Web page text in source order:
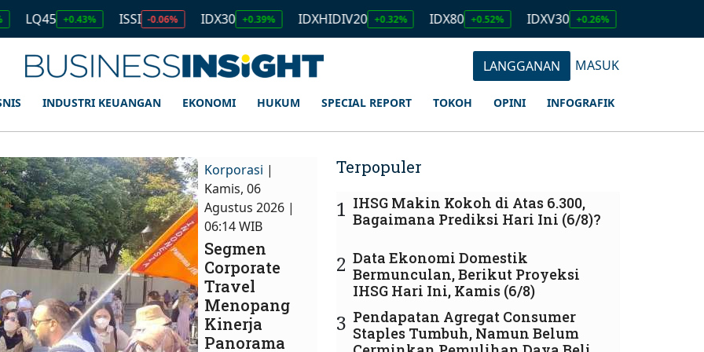
+0.43% ISSI -0.06% IDX30 +0.39% IDXHIDIV20 +0.32% IDX80 +0.52% IDXV30 +0.26% IDXQ30
LANGGANAN MASUK
INDUSTRI KEUANGAN EKONOMI HUKUM SPECIAL REPORT TOKOH OPINI INFOGRAFIK
Korporasi |
Kamis, 06
Agustus 2026 |
06:14 WIB
Segmen
Corporate
Travel
Menopang
Kinerja
Panorama
Terpopuler
1 IHSG Makin Kokoh di Atas 6.300,
Bagaimana Prediksi Hari Ini (6/8)?
2 Data Ekonomi Domestik
Bermunculan, Berikut Proyeksi
IHSG Hari Ini, Kamis (6/8)
3 Pendapatan Agregat Consumer
Staples Tumbuh, Namun Belum